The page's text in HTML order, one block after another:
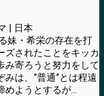
| 日本
妹・希栄の存在を打
ズされたことをキッカ
み寄ろうと努力をして
は、”普通”とは程遠
めようとするが…